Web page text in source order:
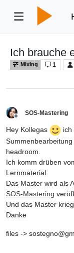
Ich brauche
Mixing 1
SOS-Mastering
Hey Kollegas
ich
headroom.
Ich komm drüben
Lernmaterial.
Das Master wird als
SOS-Mastering
Und das Master
Danke
files ->